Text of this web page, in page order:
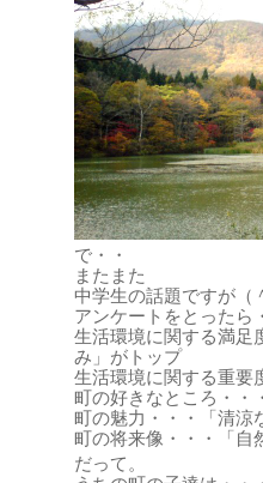
で・・
またまた
中学生の話題ですが（
アンケートをとったら
生活環境に関する満足
み」がトップ
生活環境に関する重要
町の好きなところ・・
町の魅力・・・「清涼
町の将来像・・・「自
だって。